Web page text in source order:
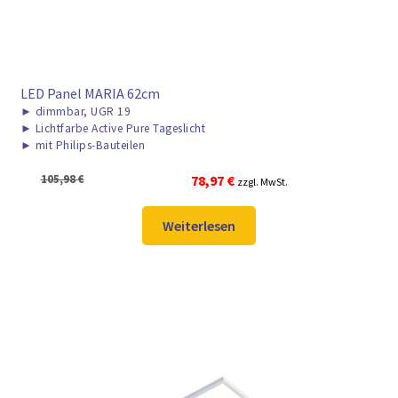
LED Panel MARIA 62cm
► dimmbar, UGR 19
► Lichtfarbe Active Pure Tageslicht
► mit Philips-Bauteilen
105,98€
Ursprünglicher
war:
105,98 €
78,97 €Aktueller
ist:
78,97 €.
zzgl. MwSt.
Weiterlesen